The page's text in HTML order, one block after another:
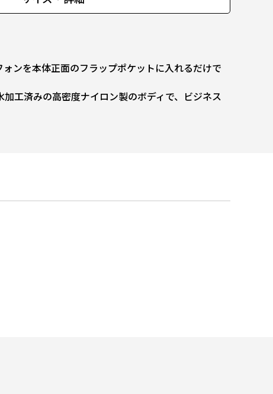
ンを本体正面のフラップポケットに入れるだけで
工済みの高密度ナイロン製のボディで、ビジネス